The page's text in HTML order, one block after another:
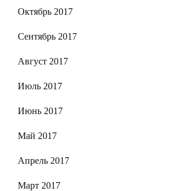
Октябрь 2017
Сентябрь 2017
Август 2017
Июль 2017
Июнь 2017
Май 2017
Апрель 2017
Март 2017